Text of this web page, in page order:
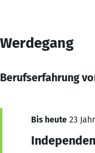
Werdegang
Berufserfahrung
Bis heute 23